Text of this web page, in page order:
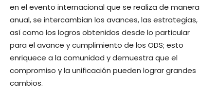
en el evento internacional que se realiza de manera
anual, se intercambian los avances, las estrategias,
así como los logros obtenidos desde lo particular
para el avance y cumplimiento de los ODS; esto
enriquece a la comunidad y demuestra que el
compromiso y la unificación pueden lograr grandes
cambios.